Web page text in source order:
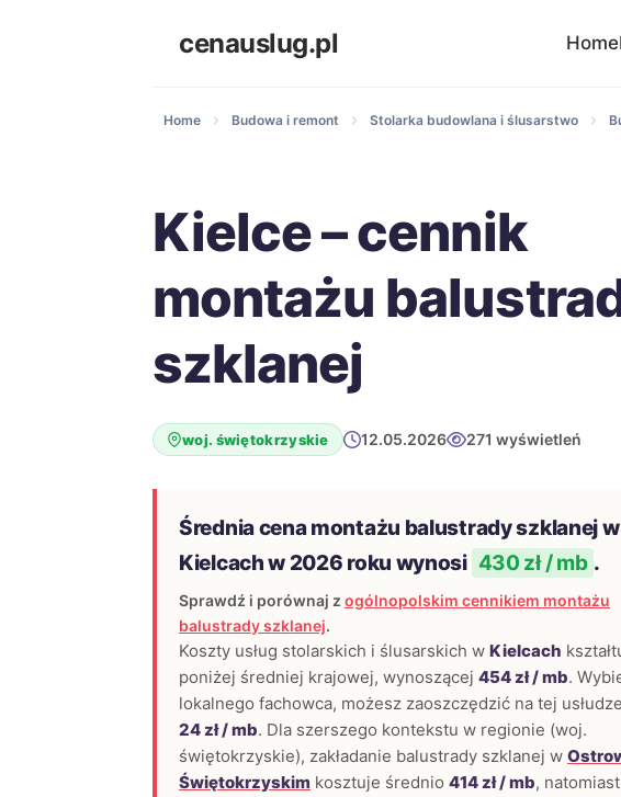
cenauslug.pl Home
Home Budowa i remont Stolarka budowlana i ślusarstwo
Kielce – cennik
montażu
szklanej
woj. świętokrzyskie 12.05.2026 271 wyświetleń
Średnia cena montażu balustrady szklanej w
Kielcach w 2026 roku wynosi 430 zł / mb .
Sprawdź i porównaj z ogólnopolskim cennikiem montażu
balustrady szklanej.
Koszty usług stolarskich i ślusarskich w Kielcach
poniżej średniej krajowej, wynoszącej 454 zł / mb.
lokalnego fachowca, możesz zaoszczędzić na tej
24 zł / mb. Dla szerszego kontekstu w regionie (woj.
świętokrzyskie), zakładanie balustrady szklanej w
Świętokrzyskim kosztuje średnio 414 zł / mb,